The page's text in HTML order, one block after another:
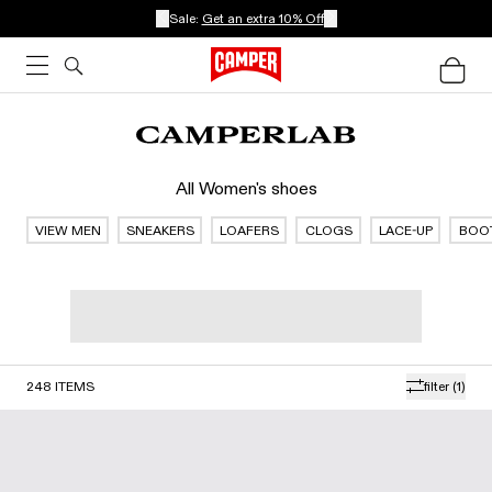
Sale: Get an extra 10% Off
All Women's shoes
VIEW MEN SNEAKERS LOAFERS CLOGS LACE-UP
filter (1)
248 ITEMS